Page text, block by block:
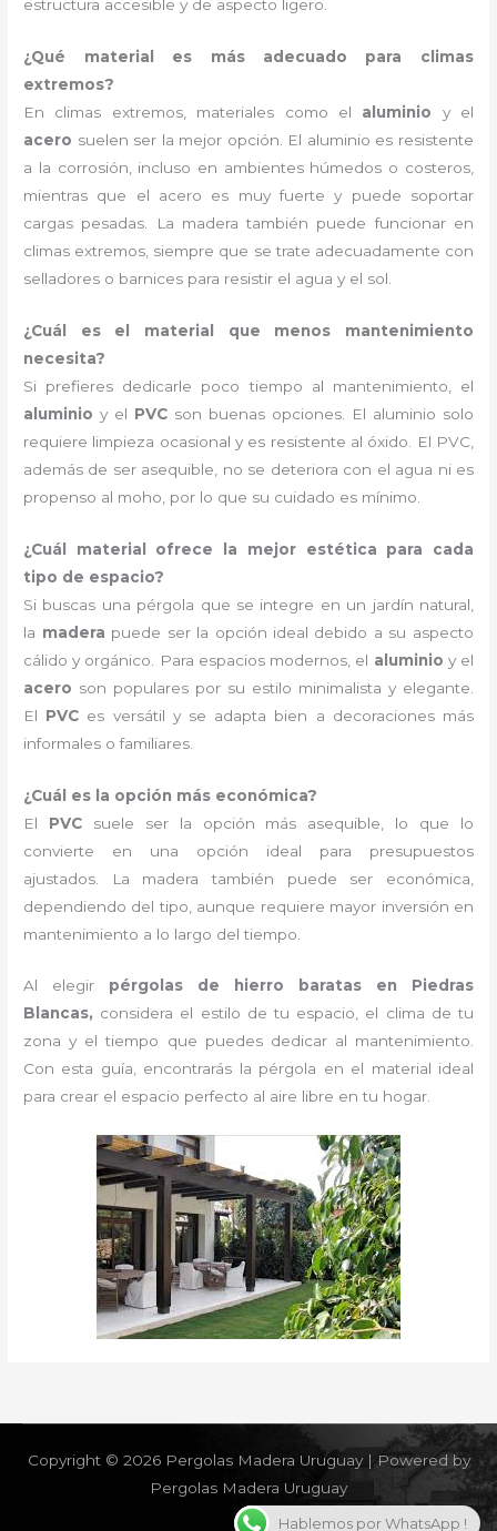
estructura accesible y de aspecto ligero.
¿Qué material es más adecuado para climas
extremos?
En climas extremos, materiales como el aluminio y el
acero suelen ser la mejor opción. El aluminio es resistente
a la corrosión, incluso en ambientes húmedos o costeros,
mientras que el acero es muy fuerte y puede soportar
cargas pesadas. La madera también puede funcionar en
climas extremos, siempre que se trate adecuadamente con
selladores o barnices para resistir el agua y el sol.
¿Cuál es el material que menos mantenimiento
necesita?
Si prefieres dedicarle poco tiempo al mantenimiento, el
aluminio y el PVC son buenas opciones. El aluminio solo
requiere limpieza ocasional y es resistente al óxido. El PVC,
además de ser asequible, no se deteriora con el agua ni es
propenso al moho, por lo que su cuidado es mínimo.
¿Cuál material ofrece la mejor estética para cada
tipo de espacio?
Si buscas una pérgola que se integre en un jardín natural,
la madera puede ser la opción ideal debido a su aspecto
cálido y orgánico. Para espacios modernos, el aluminio y el
acero son populares por su estilo minimalista y elegante.
El PVC es versátil y se adapta bien a decoraciones más
informales o familiares.
¿Cuál es la opción más económica?
El PVCsuele ser la opción más asequible, lo que lo
convierte en una opción ideal para presupuestos
ajustados. La madera también puede ser económica,
dependiendo del tipo, aunque requiere mayor inversión en
mantenimiento a lo largo del tiempo.
Al elegir pérgolas de hierro baratas en Piedras
Blancas, considera el estilo de tu espacio, el clima de tu
zona y el tiempo que puedes dedicar al mantenimiento.
Con esta guía, encontrarás la pérgola en el material ideal
para crear el espacio perfecto al aire libre en tu hogar.
Copyright © 2026 Pergolas Madera Uruguay | Powered by
Pergolas Madera Uruguay
Hablemos por WhatsApp !